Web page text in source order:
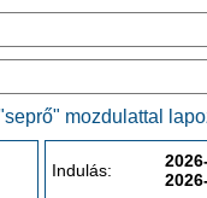
mozdulattal
Indulás: